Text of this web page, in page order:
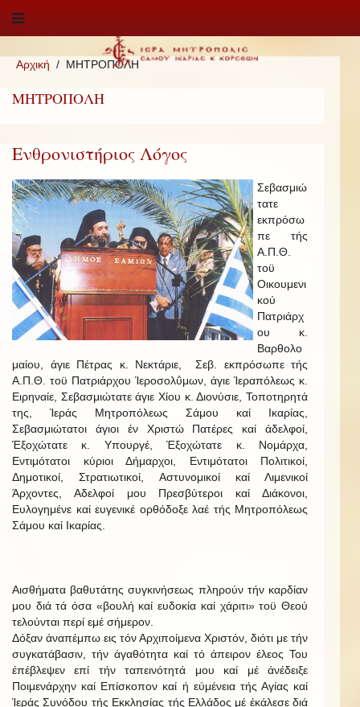
Αρχική ΜΗΤΡΟΠΟΛΗ
ΜΗΤΡΟΠΟΛΗ
Ενθρονιστήριος Λόγος
Σεβασμιώ
τατε
εκπρόσω
πε τής
Α.Π.Θ.
τοϋ
Οικουμενι
κού
Πατριάρχ
ου κ.
Βαρθολο
μαίου, άγιε Πέτρας κ. Νεκτάριε, Σεβ. εκπρόσωπε τής
Α.Π.Θ. τοϋ Πατριάρχου Ίεροσολΰμων, άγιε Ίεραπόλεως κ.
Ειρηναίε, Σεβασμιώτατε άγιε Χίου κ. Διονύσιε, Τοποτηρητά
της, Ίεράς Μητροπόλεως Σάμου καί Ικαρίας,
Σεβασμιώτατοι άγιοι έν Χριστώ Πατέρες καί άδελφοί,
Έξοχώτατε κ. Υπουργέ, Έξοχώτατε κ. Νομάρχα,
Εντιμότατοι κύριοι Δήμαρχοι, Εντιμότατοι Πολιτικοί,
Δημοτικοί, Στρατιωτικοί, Αστυνομικοί καί Λιμενικοί
Άρχοντες, Αδελφοί μου Πρεσβύτεροι καί Διάκονοι,
Ευλογημένε καί ευγενικέ ορθόδοξε λαέ τής Μητροπόλεως
Σάμου καί Ικαρίας.
Αισθήματα βαθυτάτης συγκινήσεως πληρούν τήν καρδίαν
μου διά τά όσα «βουλή καί ευδοκία καί χάριτι» τοϋ Θεού
τελούνται περί εμέ σήμερον.
Δόξαν άναπέμπω εις τόν Αρχιποίμενα Χριστόν, διότι με τήν
συγκατάβασιν, τήν άγαθότητα καί τό άπειρον έλεος Του
έπέβλεψεν επί τήν ταπεινότητά μου καί μέ άνέδειξε
Ποιμενάρχην καί Επίσκοπον καί ή εύμένεια τής Αγίας καί
Ίεράς Συνόδου τής Εκκλησίας τής Ελλάδος μέ έκάλεσε διά